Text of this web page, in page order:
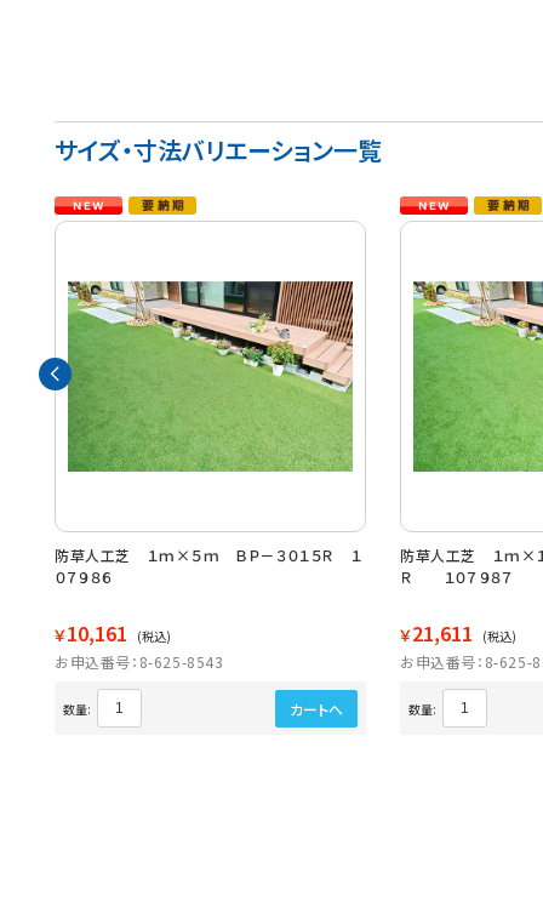
サイズ・寸法バリエーション一覧
防草人工芝 １ｍ×５ｍ ＢＰ－３０１５Ｒ １
０７９８６
￥10,161 (税込)
お申込番号：8-625-8543
数量: カートへ
防草人工芝 １ｍ×１
Ｒ １０７９８７
￥21,611 (税込)
お申込番号：8-625-
数量: